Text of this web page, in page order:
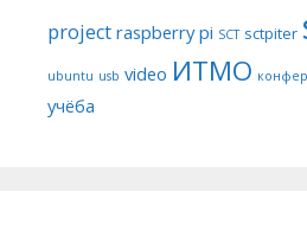
project raspberry pi SCT sctpiter
ubuntu usb video ИТМО
учёба